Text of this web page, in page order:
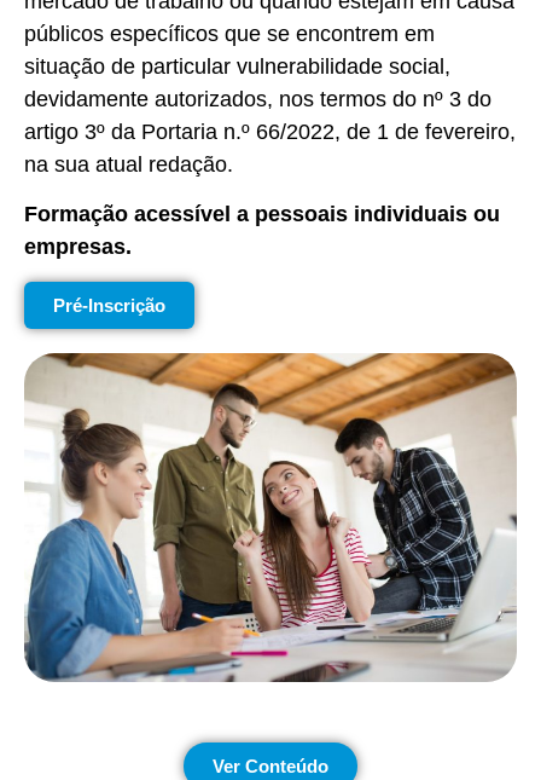
públicos específicos que se encontrem em
situação de particular vulnerabilidade social,
devidamente autorizados, nos termos do nº 3 do
artigo 3º da Portaria n.º 66/2022, de 1 de fevereiro,
na sua atual redação.
Formação acessível a pessoais individuais ou
empresas.
Pré-Inscrição
Ver Conteúdo